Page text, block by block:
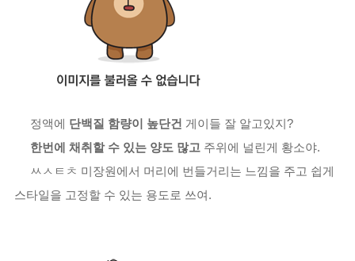
정액에 단백질 함량이 높단건 게이들 잘 알고있지?
한번에 채취할 수 있는 양도 많고 주위에 널린게 황소야.
ㅆㅅㅌㅊ 미장원에서 머리에 번들거리는 느낌을 주고 쉽게
스타일을 고정할 수 있는 용도로 쓰여.